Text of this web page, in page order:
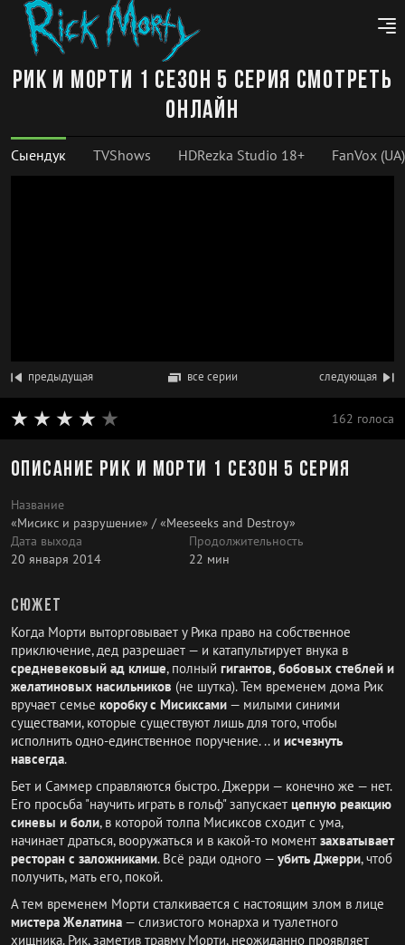
Рик и Морти 1 сезон 5 серия смотреть
онлайн
Сыендук TVShows HDRezka Studio 18+ FanVox (UA)
предыдущая все серии следующая
162 голоса
Описание Рик и Морти 1 сезон 5 серия
Название
«Мисикс и разрушение» / «Meeseeks and Destroy»
Дата выхода
20 января 2014
Продолжительность
22 мин
Сюжет
Когда Морти выторговывает у Рика право на собственное
приключение, дед разрешает — и катапультирует внука в
средневековый ад клише, полный гигантов, бобовых стеблей и
желатиновых насильников (не шутка). Тем временем дома Рик
вручает семье коробку с Мисиксами — милыми синими
существами, которые существуют лишь для того, чтобы
исполнить одно-единственное поручение. .. и исчезнуть
навсегда.
Бет и Саммер справляются быстро. Джерри — конечно же — нет.
Его просьба "научить играть в гольф" запускает цепную реакцию
синевы и боли, в которой толпа Мисиксов сходит с ума,
начинает драться, вооружаться и в какой-то момент захватывает
ресторан с заложниками. Всё ради одного — убить Джерри, чтоб
получить, мать его, покой.
А тем временем Морти сталкивается с настоящим злом в лице
мистера Желатина — слизистого монарха и туалетного
хищника. Рик, заметив травму Морти, неожиданно проявляет